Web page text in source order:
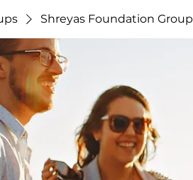
Shreyas Foundation Group